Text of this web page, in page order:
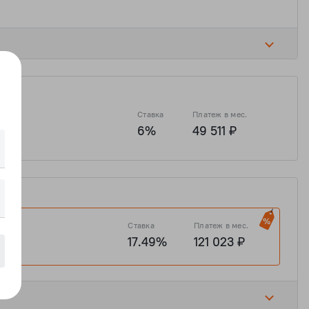
Ставка
6%
Платеж в мес.
49 511 ₽
Ставка
17.49%
Платеж в мес.
121 023 ₽